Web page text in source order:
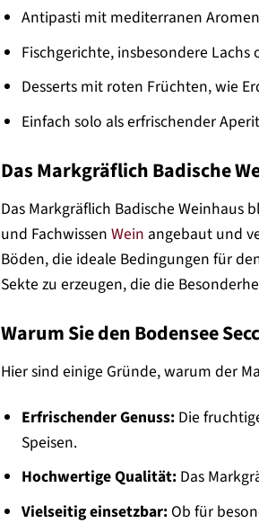
Antipasti mit mediterranen Aromen
Fischgerichte, insbesondere Lachs
Desserts mit roten Früchten, wie
Einfach solo als erfrischender
Das Markgräflich Badische
Das Markgräflich Badische
und FachwissenWein angebaut und
Böden, die ideale Bedingungen für
Sekte zu erzeugen, die die
Warum Sie den Bodensee
Hier sind einige Gründe, warum der
Erfrischender Genuss: Die
Speisen.
Hochwertige Qualität: Das
Vielseitig einsetzbar: Ob für